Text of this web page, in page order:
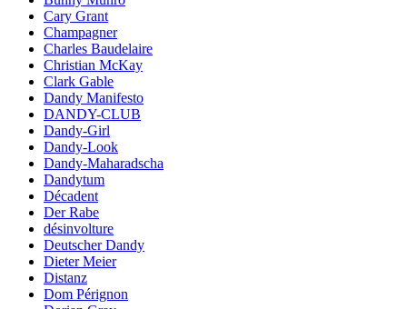
Cary Grant
Champagner
Charles Baudelaire
Christian McKay
Clark Gable
Dandy Manifesto
DANDY-CLUB
Dandy-Girl
Dandy-Look
Dandy-Maharadscha
Dandytum
Décadent
Der Rabe
désinvolture
Deutscher Dandy
Dieter Meier
Distanz
Dom Pérignon